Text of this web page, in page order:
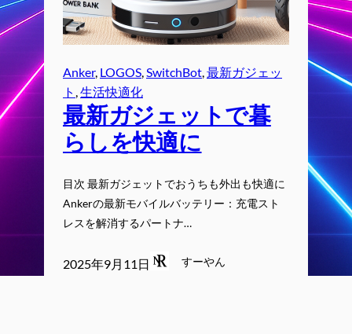
Anker, LOGOS, SwitchBot, 最新ガジェッ
ト , 生活快適化
最新ガジェットで暮
らしを快適に
目次 最新ガジェットでおうちも外出も快適に
Ankerの最新モバイルバッテリー：充電スト
レスを解消するパートナ…
2025年9月11日 すーやん